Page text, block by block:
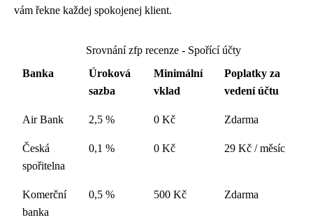
vám řekne každej spokojenej klient.
Srovnání zfp recenze - Spořící účty
Banka
Úroková
sazba
Minimální
vklad
Poplatky za
vedení účtu
Air Bank 2,5 % 0 Kč Zdarma
Česká
spořitelna
0,1 % 0 Kč 29 Kč / měsíc
Komerční
banka
0,5 % 500 Kč Zdarma